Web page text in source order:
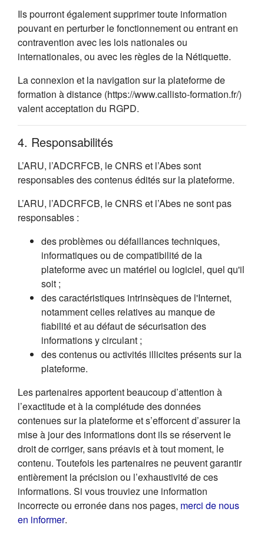
Ils pourront également supprimer toute information
pouvant en perturber le fonctionnement ou entrant en
contravention avec les lois nationales ou
internationales, ou avec les règles de la Nétiquette.
La connexion et la navigation sur la plateforme de
formation à distance (https://www.callisto-formation.fr/)
valent acceptation du RGPD.
4. Responsabilités
L’ARU, l’ADCRFCB, le CNRS et l’Abes sont
responsables des contenus édités sur la plateforme.
L’ARU, l’ADCRFCB, le CNRS et l’Abes ne sont pas
responsables :
des problèmes ou défaillances techniques,
informatiques ou de compatibilité de la
plateforme avec un matériel ou logiciel, quel qu'il
soit ;
des caractéristiques intrinsèques de l'Internet,
notamment celles relatives au manque de
fiabilité et au défaut de sécurisation des
informations y circulant ;
des contenus ou activités illicites présents sur la
plateforme.
Les partenaires apportent beaucoup d’attention à
l’exactitude et à la complétude des données
contenues sur la plateforme et s’efforcent d’assurer la
mise à jour des informations dont ils se réservent le
droit de corriger, sans préavis et à tout moment, le
contenu. Toutefois les partenaires ne peuvent garantir
entièrement la précision ou l’exhaustivité de ces
informations. Si vous trouviez une information
incorrecte ou erronée dans nos pages, merci de nous
en informer(s'ouvre dans un nouvel onglet)
.